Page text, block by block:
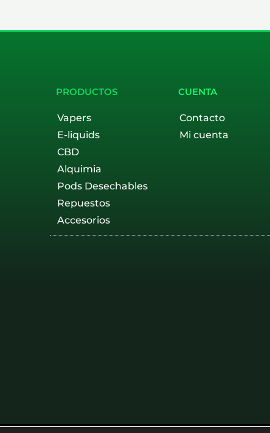
PRODUCTOS
Vapers
E-liquids
CBD
Alquimia
Pods Desechables
Repuestos
Accesorios
CUENTA
Contacto
Mi cuenta